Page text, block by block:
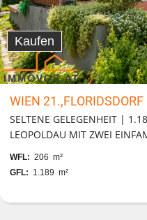
Kaufen
WIEN 21.,FLORIDSDORF
SELTENE GELEGENHEIT |
LEOPOLDAU MIT ZWEI
WFL: 206 m²
GFL: 1.189 m²